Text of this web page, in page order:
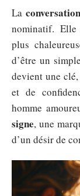
La conversation
nominatif. Elle
plus
d’être un
devient une
et de
homme
signe, une
d’un désir de